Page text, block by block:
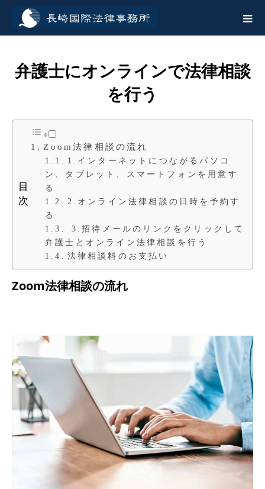
弁護士にオンラインで法律相談
を行う
目
次
Zoom法律相談の流れ
1.インターネットにつながるパソコ
ン、タブレット、スマートフォンを用意す
る
2.オンライン法律相談の日時を予約す
る
3.招待メールのリンクをクリックして
弁護士とオンライン法律相談を行う
法律相談料のお支払い
Zoom法律相談の流れ